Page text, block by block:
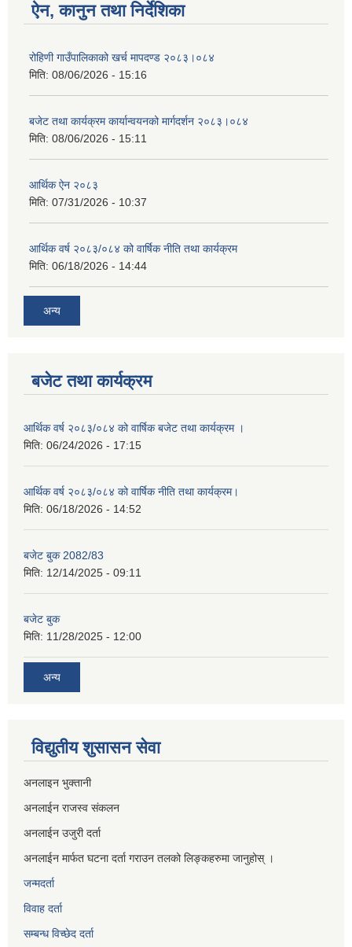
ऐन, कानुन तथा निर्देशिका
रोहिणी गाउँपालिकाको खर्च मापदण्ड २०८३।०८४
मिति: 08/06/2026 - 15:16
बजेट तथा कार्यक्रम कार्यान्वयनको मार्गदर्शन २०८३।०८४
मिति: 08/06/2026 - 15:11
आर्थिक ऐन २०८३
मिति: 07/31/2026 - 10:37
आर्थिक वर्ष २०८३/०८४ को वार्षिक नीति तथा कार्यक्रम
मिति: 06/18/2026 - 14:44
अन्य
बजेट तथा कार्यक्रम
आर्थिक वर्ष २०८३/०८४ को वार्षिक बजेट तथा कार्यक्रम ।
मिति: 06/24/2026 - 17:15
आर्थिक वर्ष २०८३/०८४ को वार्षिक नीति तथा कार्यक्रम।
मिति: 06/18/2026 - 14:52
बजेट बुक 2082/83
मिति: 12/14/2025 - 09:11
बजेट बुक
मिति: 11/28/2025 - 12:00
अन्य
विद्युतीय शुसासन सेवा
अनलाइन भुक्तानी
अनलाईन राजस्व संकलन
अनलाईन उजुरी दर्ता
अनलाईन मार्फत घटना दर्ता गराउन तलको लिङ्कहरुमा जानुहोस् ।
जन्मदर्ता
विवाह दर्ता
सम्बन्ध विच्छेद दर्ता